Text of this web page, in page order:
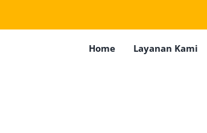
Home Layanan Kami